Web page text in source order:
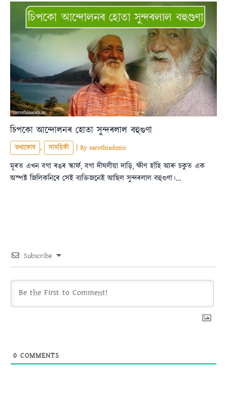
চিপকো আন্দোলনৰ হোতা সুন্দৰলাল বহুগুণা
তথ্যকোষ , সাময়িকী | By sarothiadmin
মূৰত এখন বগা ৰঙৰ স্কার্ফ, বগা দীঘলীয়া দাড়ি, ক্ষীণ হাঁহি আৰু চকুত এক
অস্পষ্ট জিলিকনিৰে সেই ব্যক্তিজনেই আছিল সুন্দৰলাল বহুগুণা।…
Subscribe
0 COMMENTS